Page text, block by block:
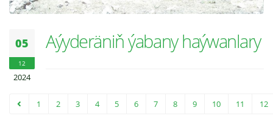
05
12
2024
Aýyderäniň ýabany haýwanlary
1 2 3 4 5 6 7 8 9 10 11 12